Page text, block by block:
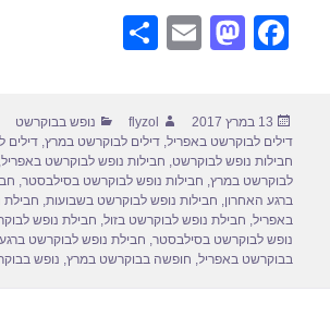
F
e
b
o
o
k
M
o
d
o
n
E
e
פורסם
בתאריך
13 במרץ 2017 מחבר
flyzol קטגוריות
נופש בבוקרשט
דילים לבוקרשט באפריל,דילים לבוקרשט במרץ,דילים
חבילות נופש לבוקרשט, חבילות נופש לבוקרשט באפריל,
לבוקרשט במרץ, חבילות נופש לבוקרשט בסילבסטר,
ברגע האחרון, חבילות נופש לבוקרשט בשבועות, חבילת
באפריל, חבילת נופש לבוקרשט בזול, חבילת נופש
נופש לבוקרשט בסילבסטר, חבילת נופש לבוקרשט
בבוקרשט באפריל, חופשה בבוקרשט במרץ, נופש